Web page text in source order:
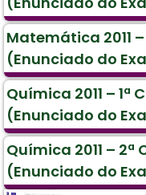
Matemática 2011
(Enunciado do
Química 2011 – 1ª
(Enunciado do
Química 2011 –
(Enunciado do